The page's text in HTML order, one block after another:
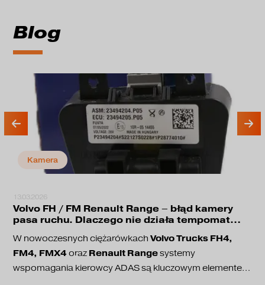
Blog
Kamera
13.03.2026
Volvo FH / FM Renault Range – błąd kamery
pasa ruchu. Dlaczego nie działa tempomat
W nowoczesnych ciężarówkachVolvo Trucks FH4,
FM4, FMX4 oraz Renault Rangesystemy
wspomagania kierowcy ADAS są kluczowym elementem